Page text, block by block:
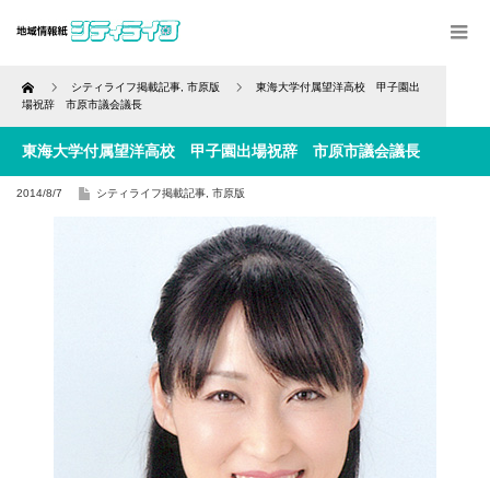
Home シティライフ掲載記事 市原版
東海大学付属望洋高校 甲子園出
場祝辞 市原市議会議長
東海大学付属望洋高校 甲子園出場祝辞 市原市議会議長
2014/8/7 シティライフ掲載記事 市原版